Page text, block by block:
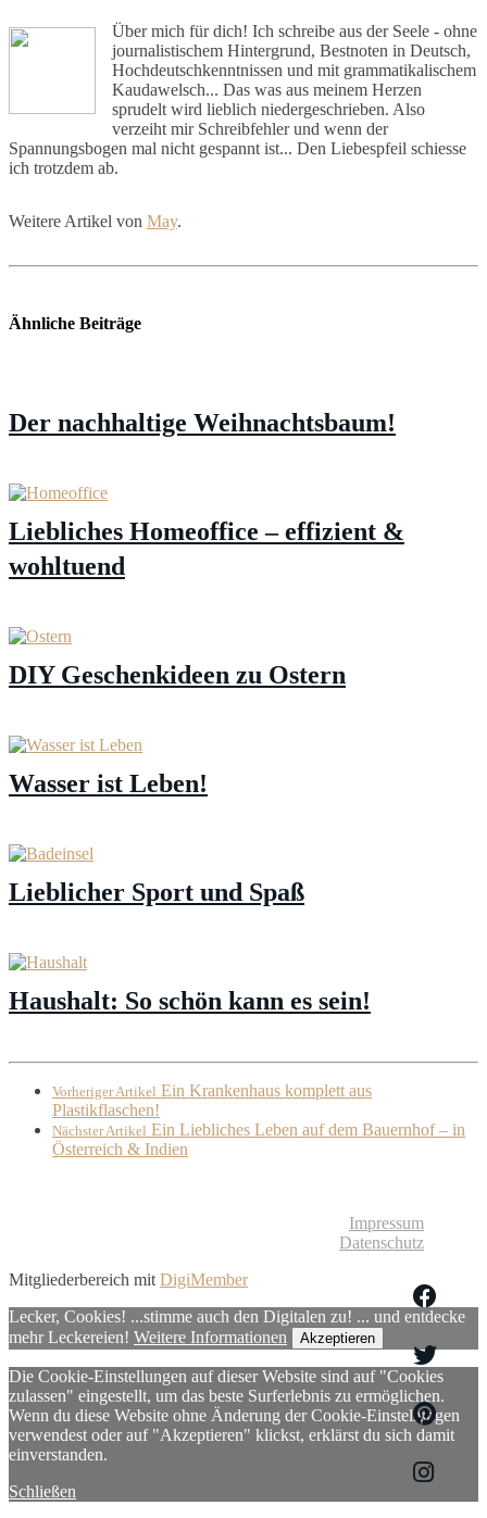
Über mich für dich! Ich schreibe aus der Seele - ohne
journalistischem Hintergrund, Bestnoten in Deutsch,
Hochdeutschkenntnissen und mit grammatikalischem
Kaudawelsch... Das was aus meinem Herzen
sprudelt wird lieblich niedergeschrieben. Also
verzeiht mir Schreibfehler und wenn der
Spannungsbogen mal nicht gespannt ist... Den Liebespfeil schiesse
ich trotzdem ab.
Weitere Artikel von May.
Ähnliche Beiträge
Der nachhaltige Weihnachtsbaum!
Liebliches Homeoffice – effizient &
wohltuend
DIY Geschenkideen zu Ostern
Wasser ist Leben!
Lieblicher Sport und Spaß
Haushalt: So schön kann es sein!
Vorheriger Artikel Ein Krankenhaus komplett aus
Plastikflaschen!
Nächster Artikel Ein Liebliches Leben auf dem Bauernhof – in
Österreich & Indien
Impressum
Datenschutz
Mitgliederbereich mit DigiMember
Lecker, Cookies! ...stimme auch den Digitalen zu! ... und entdecke
mehr Leckereien! Weitere Informationen Akzeptieren
Die Cookie-Einstellungen auf dieser Website sind auf "Cookies
zulassen" eingestellt, um das beste Surferlebnis zu ermöglichen.
Wenn du diese Website ohne Änderung der Cookie-Einstellungen
verwendest oder auf "Akzeptieren" klickst, erklärst du sich damit
einverstanden.
Schließen